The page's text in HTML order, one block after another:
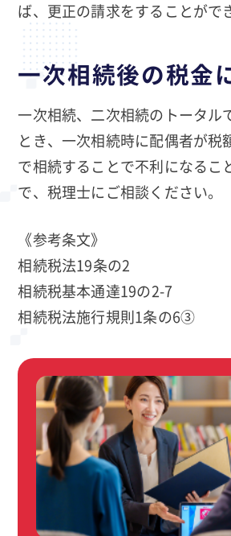
ば、更正の請求をすることがで
一次相続後の税金
一次相続、二次相続のトータル
とき、一次相続時に配偶者が税
で相続することで不利になるこ
で、税理士にご相談ください。
《参考条文》
相続税法19条の2
相続税基本通達19の2-7
相続税法施行規則1条の6③